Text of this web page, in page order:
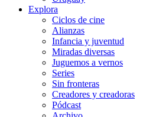
Explora
Ciclos de cine
Alianzas
Infancia y juventud
Miradas diversas
Juguemos a vernos
Series
Sin fronteras
Creadores y creadoras
Pódcast